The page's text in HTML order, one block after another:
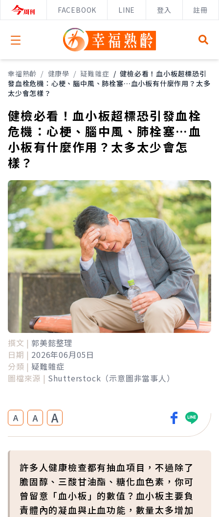
FACEBOOK LINE 登入 註冊
Open menu
幸福熟齡 / 健康學 / 疑難雜症 / 健檢必看！血小板超標恐引
發血栓危機：心梗、腦中風、肺栓塞…血小板有什麼作用？太多
太少會怎樣？
健檢必看！血小板超標恐引發血栓
危機：心梗、腦中風、肺栓塞…血
小板有什麼作用？太多太少會怎
樣？
撰文 | 郭美懿整理
日期 | 2026年06月05日
分類 | 疑難雜症
圖檔來源 | Shutterstock（示意圖非當事人）
A A A
許多人健康檢查都有抽血項目，不過除了
膽固醇、三酸甘油酯、糖化血色素，你可
曾留意「血小板」的數值？血小板主要負
責體內的凝血與止血功能，數量太多增加